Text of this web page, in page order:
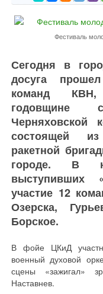
Фестиваль
Сегодня в
досуга
команд КВН,
годовщине
Черняховской
состоящей
ракетной
городе. В
выступивших
участие 12
Озерска,
Борское.
В фойе ЦКиД
военный духовой
сцены «зажигал»
Наставнев.